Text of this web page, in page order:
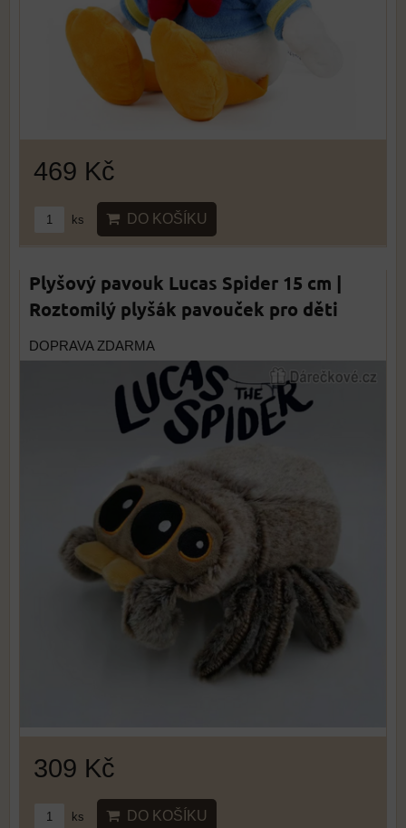
469 Kč
ks DO KOŠÍKU
Plyšový pavouk Lucas Spider 15 cm |
Roztomilý plyšák pavouček pro děti
DOPRAVA ZDARMA
309 Kč
ks DO KOŠÍKU